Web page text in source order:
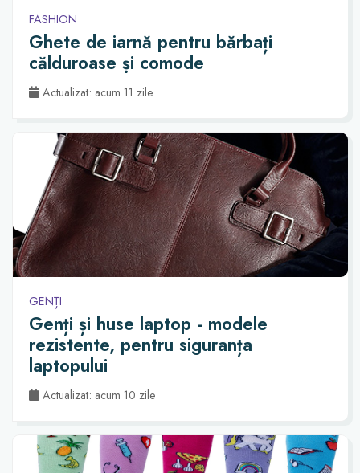
FASHION
Ghete de iarnă pentru bărbați
călduroase și comode
Actualizat: acum 11 zile
GENȚI
Genți și huse laptop - modele
rezistente, pentru siguranța
laptopului
Actualizat: acum 10 zile